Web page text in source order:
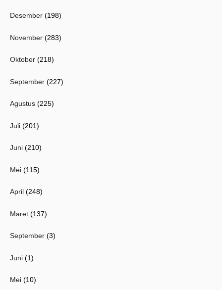
Desember (198)
November (283)
Oktober (218)
September (227)
Agustus (225)
Juli (201)
Juni (210)
Mei (115)
April (248)
Maret (137)
September (3)
Juni (1)
Mei (10)